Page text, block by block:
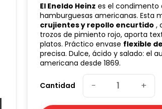
El Eneldo Heinz es el condimento
hamburguesas americanas. Esta
crujientes y repollo encurtido ,
trozos de pimiento rojo, aporta
platos. Práctico envase flexible
precisa. Dulce, ácido y salado: el
americana desde 1869.
Cantidad − +